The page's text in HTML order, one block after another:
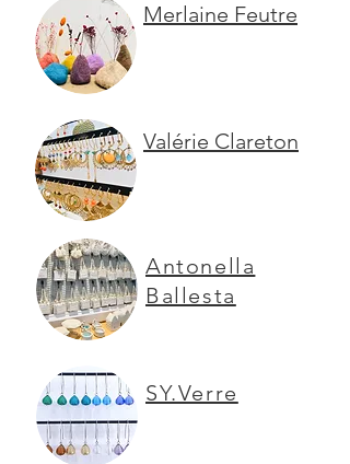
Merlaine Feutre
Valérie Clareton
Antonella
Ballesta
SY.Verre